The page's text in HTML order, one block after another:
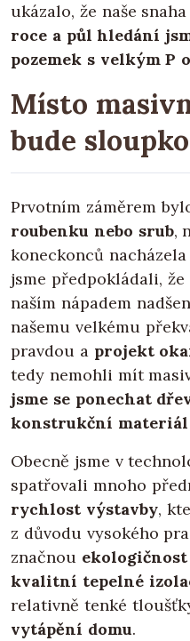
ukázalo, že naše
roce a půl hledání
pozemek s velkým P
Místo
bude
Prvotním záměrem
roubenku nebo srub,
koneckonců
jsme předpokládali,
naším nápadem
našemu velkému
pravdou a projekt
tedy nemohli mít
jsme se ponechat
konstrukční materiál
Obecně jsme v
spatřovali mnoho
rychlost výstavby,
z důvodu vysokého
značnou
kvalitní tepelné
relativně tenké
vytápění domu.